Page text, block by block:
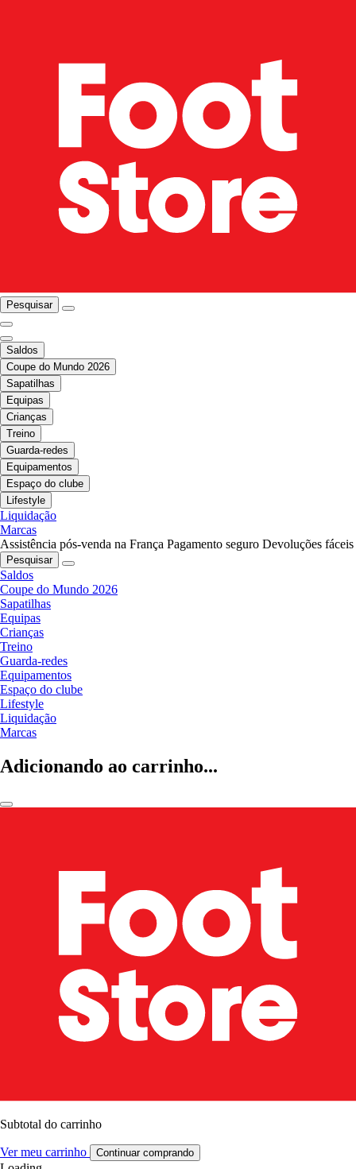
Pesquisar
Saldos
Coupe do Mundo 2026
Sapatilhas
Equipas
Crianças
Treino
Guarda-redes
Equipamentos
Espaço do clube
Lifestyle
Liquidação
Marcas
Assistência pós-venda na França Pagamento seguro Devoluções fáceis
Pesquisar
Saldos
Coupe do Mundo 2026
Sapatilhas
Equipas
Crianças
Treino
Guarda-redes
Equipamentos
Espaço do clube
Lifestyle
Liquidação
Marcas
Adicionando ao carrinho...
Subtotal do carrinho
Ver meu carrinho Continuar comprando